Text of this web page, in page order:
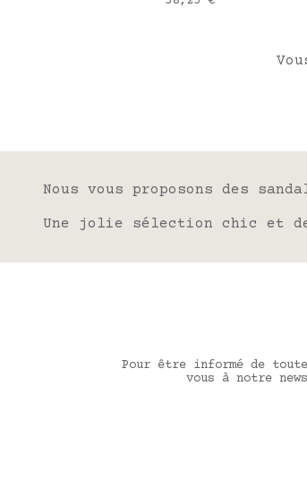
Nous vous proposons des
Une jolie sélection chic et
Pour être informé de
vous à notre